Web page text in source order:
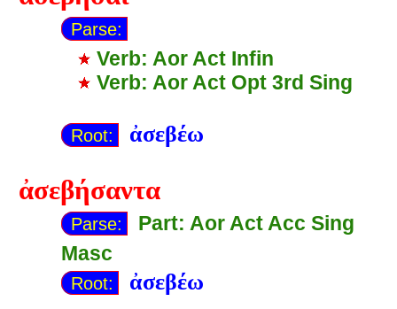
Parse:
Verb: Aor Act Infin
Verb: Aor Act Opt 3rd Sing
Root: ἀσεβέω
ἀσεβήσαντα
Parse:
Part: Aor Act Acc Sing
Masc
Root: ἀσεβέω